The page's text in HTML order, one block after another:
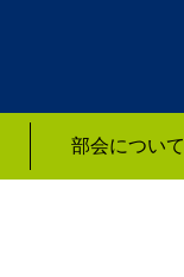
部会について